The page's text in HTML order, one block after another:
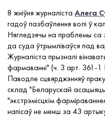
8 жніўня журналіста Алега
гадоў пазбаўлення волі ў
Нягледзячы на праблемы са
да суда ўтрымліваўся пад
Журналіста прызналі
фармаванні" (ч. 3 арт. 361-1
Паводле сцвярджэнняў
склад "Беларускай
"экстрэмісцкім
напісаў не менш за 43